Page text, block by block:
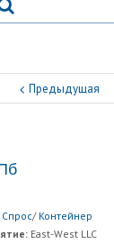
Предыдущая
Спрос/ Контейнер
East-West LLC